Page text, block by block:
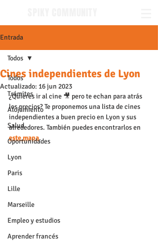
Entrada
Todos
Trámites
Alojamiento
Salud
Oportunidades
Lyon
Paris
Lille
Marseille
Empleo y estudios
Aprender francés
Todos
Cines independientes de Lyon
Actualizado: 16 jun 2023
¿Quieres ir al cine 🎥 pero te echan para atrás
los precios? Te proponemos una lista de cines
independientes a buen precio en Lyon y sus
alrededores. También puedes encontrarlos en
este mapa.